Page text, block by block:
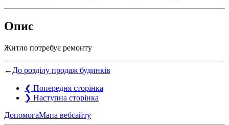
Опис
Житло потребує ремонту
← До розділу продаж будинків
❮ Попередня сторінка
❯ Наступна сторінка
ДопомогаМапа вебсайту